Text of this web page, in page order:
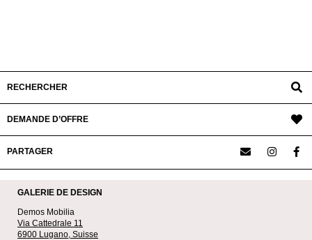
RECHERCHER
DEMANDE D’OFFRE
PARTAGER
GALERIE DE DESIGN
Demos Mobilia
Via Cattedrale 11
6900 Lugano, Suisse